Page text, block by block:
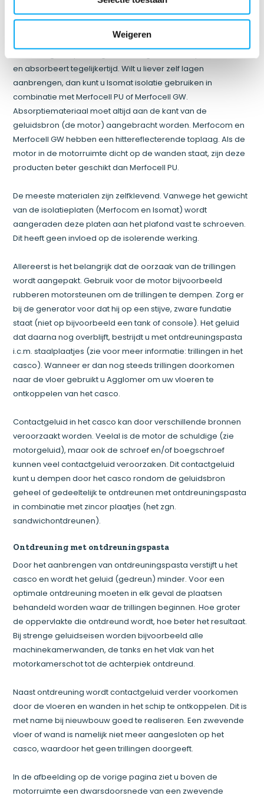
Weigeren
toe te passen. De combinatieplaat Merfocom is de snelste en
en absorbeert tegelijkertijd. Wilt u liever zelf lagen
aanbrengen, dan kunt u Isomat isolatie gebruiken in
combinatie met Merfocell PU of Merfocell GW.
Absorptiemateriaal moet altijd aan de kant van de
geluidsbron (de motor) aangebracht worden. Merfocom en
Merfocell GW hebben een hittereflecterende toplaag. Als de
motor in de motorruimte dicht op de wanden staat, zijn deze
producten beter geschikt dan Merfocell PU.
De meeste materialen zijn zelfklevend. Vanwege het gewicht
van de isolatieplaten (Merfocom en Isomat) wordt
aangeraden deze platen aan het plafond vast te schroeven.
Dit heeft geen invloed op de isolerende werking.
Allereerst is het belangrijk dat de oorzaak van de trillingen
wordt aangepakt. Gebruik voor de motor bijvoorbeeld
rubberen motorsteunen om de trillingen te dempen. Zorg er
bij de generator voor dat hij op een stijve, zware fundatie
staat (niet op bijvoorbeeld een tank of console). Het geluid
dat daarna nog overblijft, bestrijdt u met ontdreuningspasta
i.c.m. staalplaatjes (zie voor meer informatie: trillingen in het
casco). Wanneer er dan nog steeds trillingen doorkomen
naar de vloer gebruikt u Agglomer om uw vloeren te
ontkoppelen van het casco.
Contactgeluid in het casco kan door verschillende bronnen
veroorzaakt worden. Veelal is de motor de schuldige (zie
motorgeluid), maar ook de schroef en/of boegschroef
kunnen veel contactgeluid veroorzaken. Dit contactgeluid
kunt u dempen door het casco rondom de geluidsbron
geheel of gedeeltelijk te ontdreunen met ontdreuningspasta
in combinatie met zincor plaatjes (het zgn.
sandwichontdreunen).
Ontdreuning met ontdreuningspasta
Door het aanbrengen van ontdreuningspasta verstijft u het
casco en wordt het geluid (gedreun) minder. Voor een
optimale ontdreuning moeten in elk geval de plaatsen
behandeld worden waar de trillingen beginnen. Hoe groter
de oppervlakte die ontdreund wordt, hoe beter het resultaat.
Bij strenge geluidseisen worden bijvoorbeeld alle
machinekamerwanden, de tanks en het vlak van het
motorkamerschot tot de achterpiek ontdreund.
Naast ontdreuning wordt contactgeluid verder voorkomen
door de vloeren en wanden in het schip te ontkoppelen. Dit is
met name bij nieuwbouw goed te realiseren. Een zwevende
vloer of wand is namelijk niet meer aangesloten op het
casco, waardoor het geen trillingen doorgeeft.
In de afbeelding op de vorige pagina ziet u boven de
motorruimte een dwarsdoorsnede van een zwevende